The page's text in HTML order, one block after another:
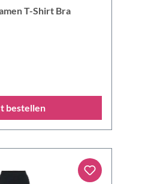
T-Shirt Bra
bestellen